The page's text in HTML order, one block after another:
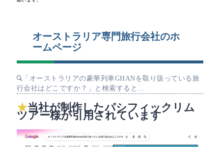
オーストラリア専門旅行会社のホ
ームページ
「オーストラリアの豪華列車GHANを取り扱っている旅
行会社はどこですか？」と検索すると…
当社が制作したパシフィックリム
ツアー様が引用されています